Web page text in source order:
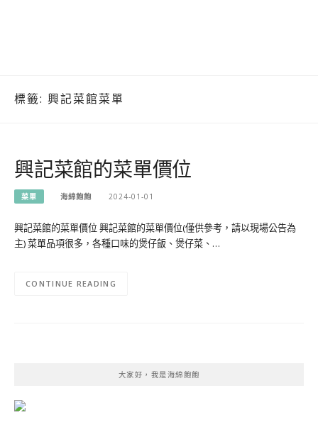
標籤: 興記菜館菜單
興記菜館的菜單價位
菜單 海綿飽飽 2024-01-01
興記菜館的菜單價位 興記菜館的菜單價位(僅供參考，請以現場公告為
主) 菜單品項很多，各種口味的煲仔飯、煲仔菜、…
CONTINUE READING
大家好，我是海綿飽飽